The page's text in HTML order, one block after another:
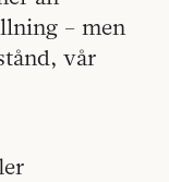
– men
vår